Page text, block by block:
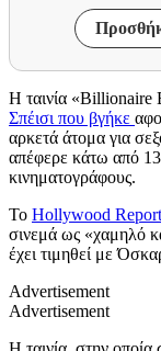
Η ταινία «Billionaire
Σπέισι που βγήκε
αρκετά άτομα για
απέφερε κάτω από
κινηματογράφους.
Το Hollywood
σινεμά ως «χαμηλό
έχει τιμηθεί με
Advertisement
Advertisement